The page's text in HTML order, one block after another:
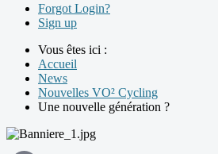
Forgot Login?
Sign up
Vous êtes ici :
Accueil
News
Nouvelles VO² Cycling
Une nouvelle génération ?